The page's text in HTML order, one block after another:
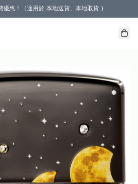
優惠！（適用於 本地送貨、本地取貨 )